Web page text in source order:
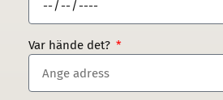
Var hände det?